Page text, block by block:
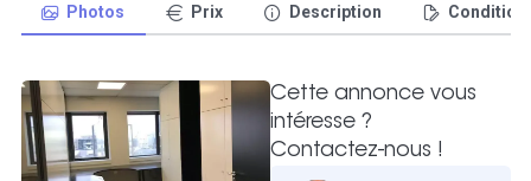
Photos Prix Description
Cette annonce vous
intéresse ?
Contactez-nous !